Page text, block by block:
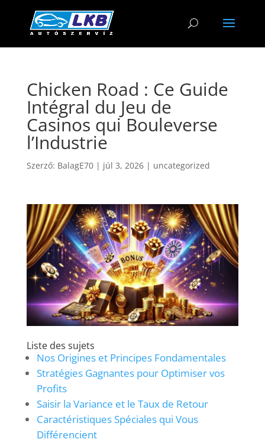
Chicken Road : Ce Guide
Intégral du Jeu de
Casinos qui Bouleverse
l’Industrie
Szerző: BalagE70| júl 3, 2026| uncategorized
Liste des sujets
Nos Origines et Principes Fondamentales
Stratégies Gagnantes pour Optimiser vos
Profits
Saisir la Variance et le Taux de Retour
Caractéristiques Spéciales qui Vous
Différencient